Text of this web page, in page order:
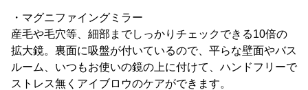
・マグニファイングミラー
産毛や毛穴等、細部までしっかりチェックできる10倍の
拡大鏡。裏面に吸盤が付いているので、平らな壁面やバス
ルーム、いつもお使いの鏡の上に付けて、ハンドフリーで
ストレス無くアイブロウのケアができます。